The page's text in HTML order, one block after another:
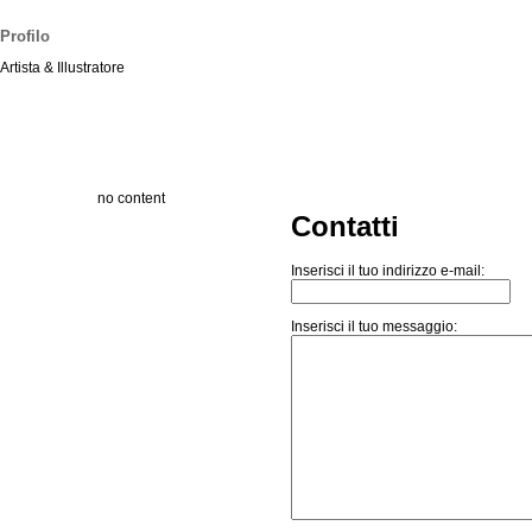
Profilo
Artista & Illustratore
no content
Contatti
Inserisci il tuo indirizzo e-mail:
Inserisci il tuo messaggio: